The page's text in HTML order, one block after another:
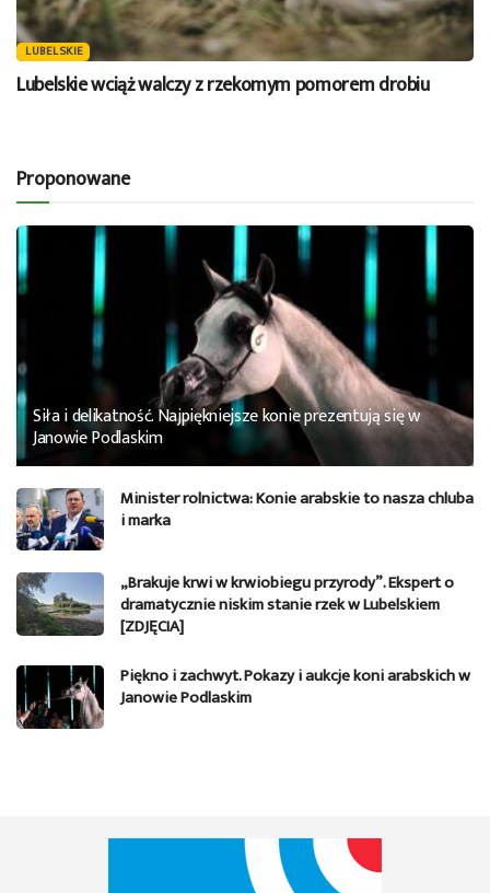
LUBELSKIE
Lubelskie wciąż walczy z rzekomym pomorem drobiu
Proponowane
Siła i delikatność. Najpiękniejsze konie prezentują się w
Janowie Podlaskim
Minister rolnictwa: Konie arabskie to nasza chluba
i marka
„Brakuje krwi w krwiobiegu przyrody”. Ekspert o
dramatycznie niskim stanie rzek w Lubelskiem
[ZDJĘCIA]
Piękno i zachwyt. Pokazy i aukcje koni arabskich w
Janowie Podlaskim